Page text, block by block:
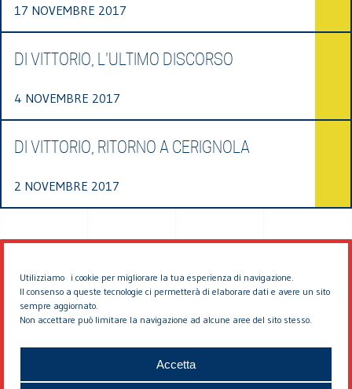
Utilizziamo i cookie per migliorare la tua esperienza di navigazione.
Il consenso a queste tecnologie ci permetterà di elaborare dati e avere un sito
sempre aggiornato.
Non accettare può limitare la navigazione ad alcune aree del sito stesso.
Accetta
17 NOVEMBRE 2017
DI VITTORIO, L'ULTIMO DISCORSO
4 NOVEMBRE 2017
DI VITTORIO, RITORNO A CERIGNOLA
2 NOVEMBRE 2017
© 2026 EDDYBURG